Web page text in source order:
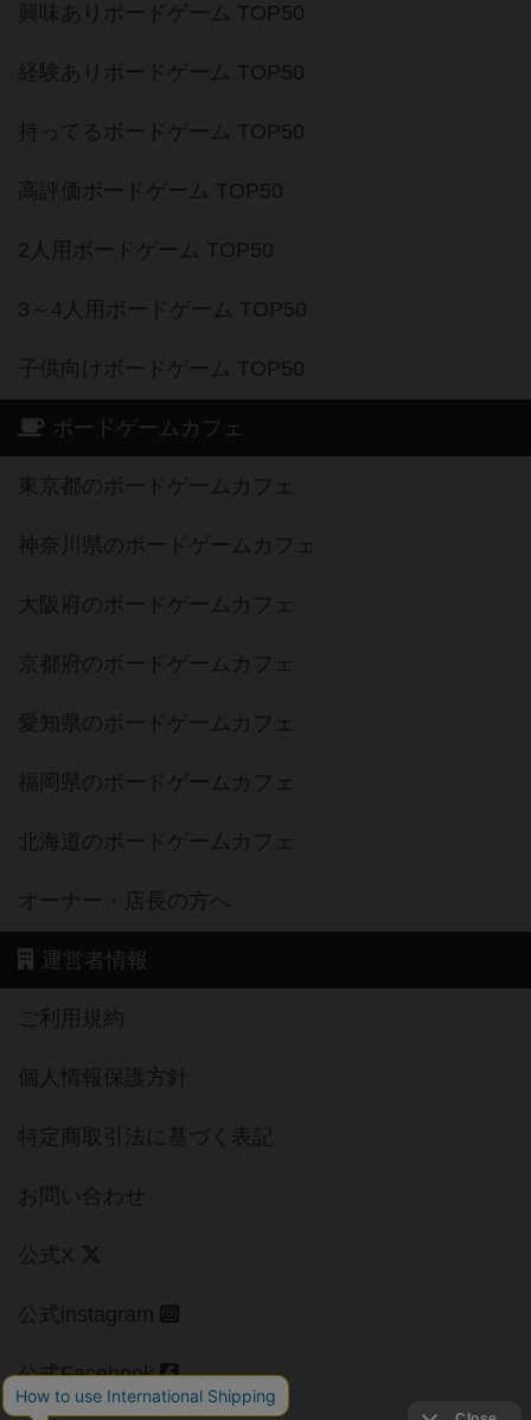
興味ありボードゲーム TOP50
経験ありボードゲーム TOP50
持ってるボードゲーム TOP50
高評価ボードゲーム TOP50
2人用ボードゲーム TOP50
3～4人用ボードゲーム TOP50
子供向けボードゲーム TOP50
ボードゲームカフェ
東京都のボードゲームカフェ
神奈川県のボードゲームカフェ
大阪府のボードゲームカフェ
京都府のボードゲームカフェ
愛知県のボードゲームカフェ
福岡県のボードゲームカフェ
北海道のボードゲームカフェ
オーナー・店長の方へ
運営者情報
ご利用規約
個人情報保護方針
特定商取引法に基づく表記
お問い合わせ
公式X
公式instagram
公式Facebook